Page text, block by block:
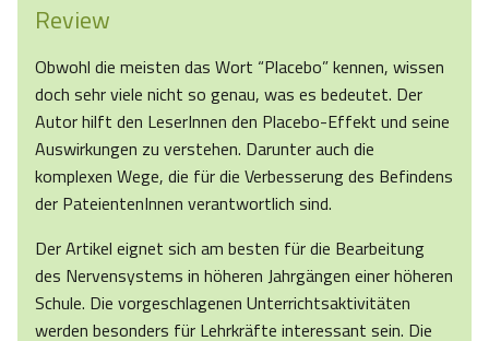
Review
Obwohl die meisten das Wort “Placebo” kennen, wissen
doch sehr viele nicht so genau, was es bedeutet. Der
Autor hilft den LeserInnen den Placebo-Effekt und seine
Auswirkungen zu verstehen. Darunter auch die
komplexen Wege, die für die Verbesserung des Befindens
der PateientenInnen verantwortlich sind.
Der Artikel eignet sich am besten für die Bearbeitung
des Nervensystems in höheren Jahrgängen einer höheren
Schule. Die vorgeschlagenen Unterrichtsaktivitäten
werden besonders für Lehrkräfte interessant sein. Die